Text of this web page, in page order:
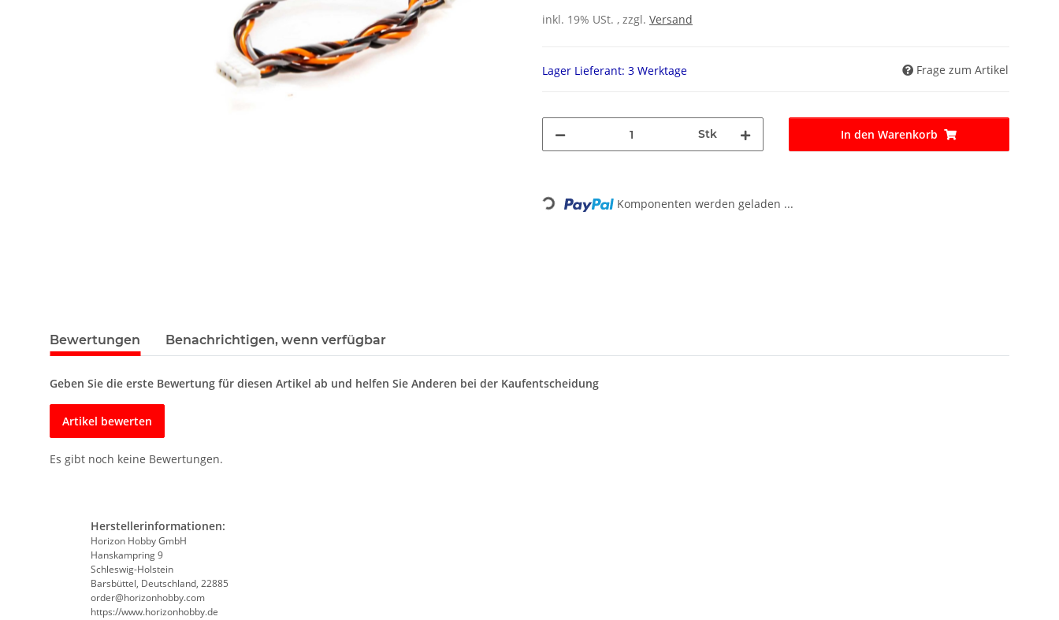
inkl. 19% USt. , zzgl. Versand
Lager Lieferant: 3 Werktage Frage zum Artikel
Stk In den Warenkorb
Loading... Komponenten werden geladen ...
Bewertungen Benachrichtigen, wenn verfügbar
Geben Sie die erste Bewertung für diesen Artikel ab und helfen Sie Anderen bei der Kaufentscheidung
Artikel bewerten
Es gibt noch keine Bewertungen.
Herstellerinformationen:
Horizon Hobby GmbH
Hanskampring 9
Schleswig-Holstein
Barsbüttel, Deutschland, 22885
order@horizonhobby.com
https://www.horizonhobby.de